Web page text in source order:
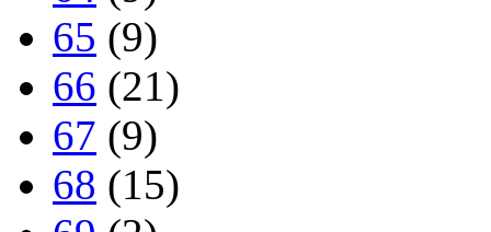
65 (9)
66 (21)
67 (9)
68 (15)